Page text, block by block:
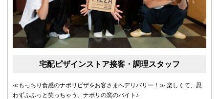
宅配ピザインストア接客・調理スタッフ
≪もっちり食感のナポリピザをお客さまへデリバリー！≫ 楽しくて、思
わずふふっと笑っちゃう、ナポリの窯のバイト♪